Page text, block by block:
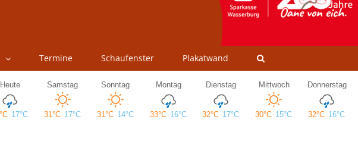
Termine Schaufenster Plakatwand